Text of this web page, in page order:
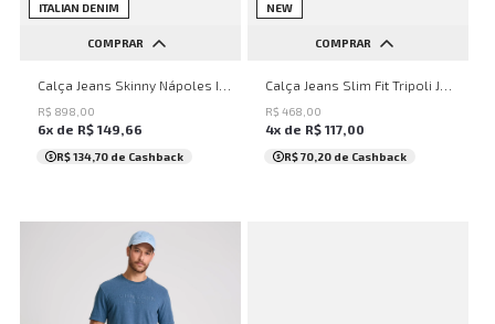
NEW
ITALIAN DENIM
COMPRAR
38 40 42 44 46
R$ 898 00
6x de R$ 149,66
R$ 134,70 de Cashback
NEW
COMPRAR
38 40 42 44 46
R$ 468 00
4x de R$ 117,00
R$ 70,20 de Cashback